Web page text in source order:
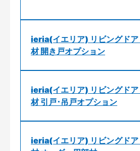
ieria(イエリア) リビングドア
材 開き戸オプション
ieria(イエリア) リビングドア
材 引戸･吊戸オプション
ieria(イエリア) リビングドア